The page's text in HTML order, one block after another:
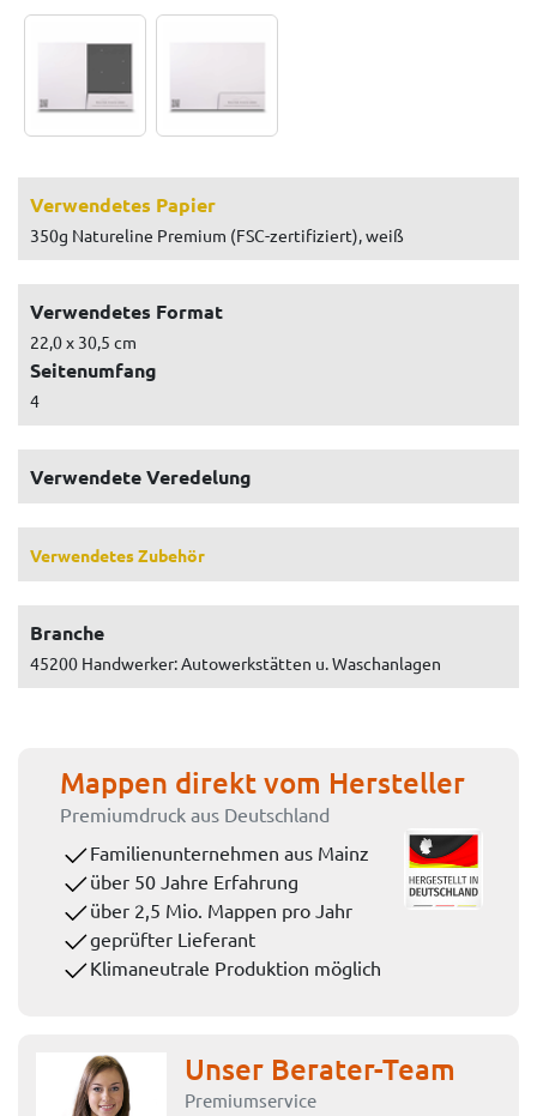
Verwendetes Papier
350g Natureline Premium (FSC-zertifiziert), weiß
Verwendetes Format
22,0 x 30,5 cm
Seitenumfang
4
Verwendete Veredelung
Verwendetes Zubehör
Branche
45200 Handwerker: Autowerkstätten u. Waschanlagen
Mappen direkt vom Hersteller
Premiumdruck aus Deutschland
Familienunternehmen aus Mainz
über 50 Jahre Erfahrung
über 2,5 Mio. Mappen pro Jahr
geprüfter Lieferant
Klimaneutrale Produktion möglich
Unser Berater-Team
Premiumservice